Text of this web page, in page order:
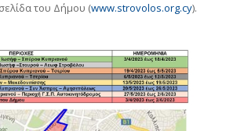
του Δήμου (www.strovolos.org.cy).